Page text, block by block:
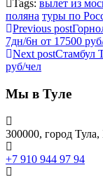
Tags: вылет из
поляна туры по
Previous post
7дн/6н от 17500
Next postСтамбул
руб/чел
Мы в Туле
300000, город
+7 910 944 97 94